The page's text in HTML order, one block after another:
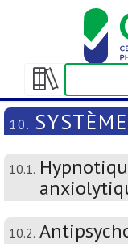
Afficher/masquer
la
table
matières
10.
10.1.
10.2.